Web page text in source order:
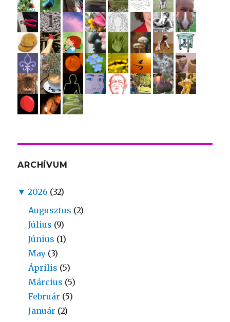
ARCHÍVUM
▼ 2026 (32)
Augusztus (2)
Július (9)
Június (1)
May (3)
Április (5)
Március (5)
Február (5)
Január (2)